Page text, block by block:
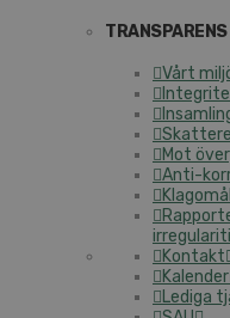
Vårt
Mot
Anti-
Kontakt
Kalender
Lediga